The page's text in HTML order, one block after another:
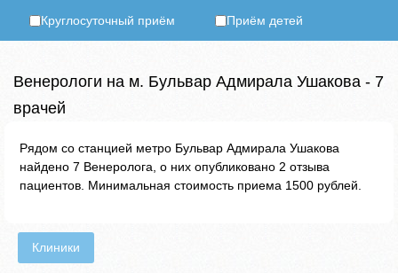
Круглосуточный приём Приём детей
Венерологи на м. Бульвар Адмирала Ушакова - 7
врачей
Рядом со станцией метро Бульвар Адмирала Ушакова
найдено 7 Венеролога, о них опубликовано 2 отзыва
пациентов. Минимальная стоимость приема 1500 рублей.
Клиники